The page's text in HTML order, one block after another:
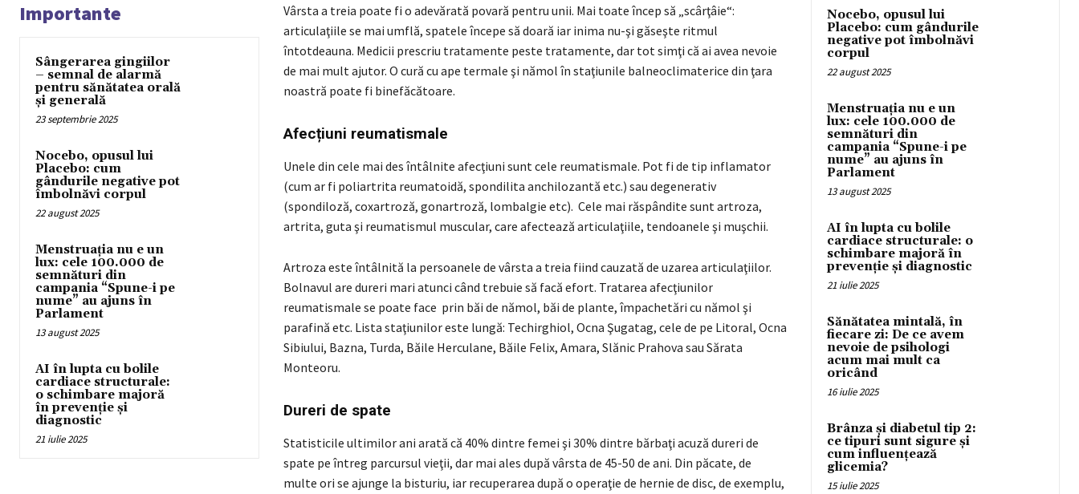
Importante
Sângerarea gingiilor
– semnal de alarmă
pentru sănătatea orală
și generală
23 septembrie 2025
Nocebo, opusul lui
Placebo: cum
gândurile negative pot
îmbolnăvi corpul
22 august 2025
Menstruația nu e un
lux: cele 100.000 de
semnături din
campania “Spune-i pe
nume” au ajuns în
Parlament
13 august 2025
AI în lupta cu bolile
cardiace structurale:
o schimbare majoră
în prevenție și
diagnostic
21 iulie 2025
Vârsta a treia poate fi o adevărată povară pentru unii. Mai toate încep să „scârţâie“:
articulaţiile se mai umflă, spatele începe să doară iar inima nu-şi găseşte ritmul
întotdeauna. Medicii prescriu tratamente peste tratamente, dar tot simţi că ai avea nevoie
de mai mult ajutor. O cură cu ape termale şi nămol în staţiunile balneoclimaterice din ţara
noastră poate fi binefăcătoare.
Afecțiuni reumatismale
Unele din cele mai des întâlnite afecţiuni sunt cele reumatismale. Pot fi de tip inflamator
(cum ar fi poliartrita reumatoidă, spondilita anchilozantă etc.) sau degenerativ
(spondiloză, coxartroză, gonartroză, lombalgie etc). Cele mai răspândite sunt artroza,
artrita, guta şi reumatismul muscular, care afectează articulaţiile, tendoanele şi muşchii.
Artroza este întâlnită la persoanele de vârsta a treia fiind cauzată de uzarea articulaţiilor.
Bolnavul are dureri mari atunci când trebuie să facă efort. Tratarea afecţiunilor
reumatismale se poate face prin băi de nămol, băi de plante, împachetări cu nămol şi
parafină etc. Lista staţiunilor este lungă: Techirghiol, Ocna Şugatag, cele de pe Litoral, Ocna
Sibiului, Bazna, Turda, Băile Herculane, Băile Felix, Amara, Slănic Prahova sau Sărata
Monteoru.
Dureri de spate
Statisticile ultimilor ani arată că 40% dintre femei şi 30% dintre bărbaţi acuză dureri de
spate pe întreg parcursul vieţii, dar mai ales după vârsta de 45-50 de ani. Din păcate, de
multe ori se ajunge la bisturiu, iar recuperarea după o operaţie de hernie de disc, de exemplu,
Nocebo, opusul lui
Placebo: cum gândurile
negative pot îmbolnăvi
corpul
22 august 2025
Menstruația nu e un
lux: cele 100.000 de
semnături din
campania “Spune-i pe
nume” au ajuns în
Parlament
13 august 2025
AI în lupta cu bolile
cardiace structurale: o
schimbare majoră în
prevenție și diagnostic
21 iulie 2025
Sănătatea mintală, în
fiecare zi: De ce avem
nevoie de psihologi
acum mai mult ca
oricând
16 iulie 2025
Brânza și diabetul tip 2:
ce tipuri sunt sigure și
cum influențează
glicemia?
15 iulie 2025